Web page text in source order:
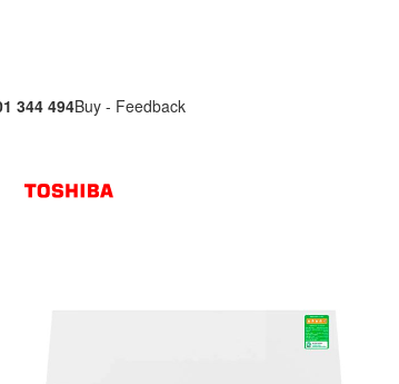
344 494Buy - Feedback